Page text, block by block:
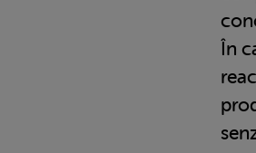
În